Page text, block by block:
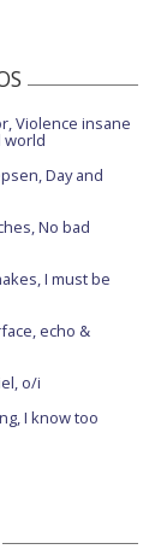
Violence insane
world
Day and
No bad
I must be
echo &
o/i
I know too